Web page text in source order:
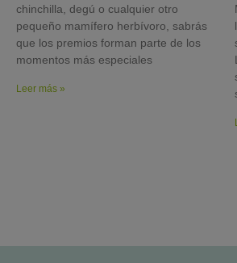
chinchilla, degú o cualquier otro
pequeño mamífero herbívoro, sabrás
que los premios forman parte de los
momentos más especiales
Leer más »